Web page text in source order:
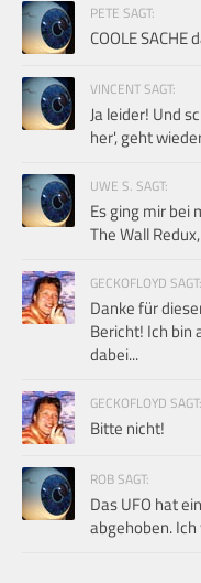
PETE SAGT:
COOLE SACHE
VINCENT SAGT:
Ja leider! Und
her', geht
UWE S. SAGT:
Es ging mir bei
The Wall
GECKOFLOYD SAGT:
Danke für
Bericht! Ich bin
dabei...
GECKOFLOYD SAGT:
Bitte nicht!
ROB SAGT:
Das UFO hat
abgehoben. Ich